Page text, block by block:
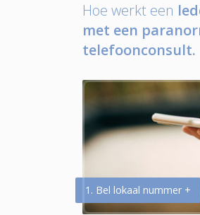
Hoe werkt een
met een
telefoonconsult.
1. Bel lokaal nummer +